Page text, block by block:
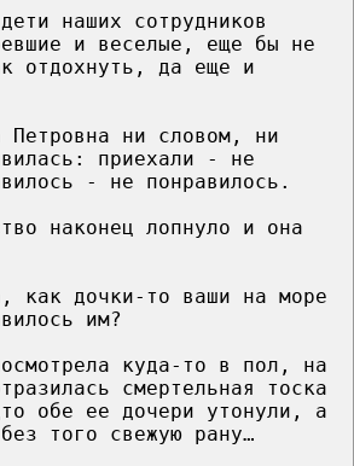
наших сотрудников
и веселые, еще бы не
отдохнуть, да еще и
Петровна ни словом, ни
приехали - не
- не понравилось.
наконец лопнуло и она
как дочки-то ваши на море
им?
куда-то в пол, на
смертельная тоска
обе ее дочери утонули, а
того свежую рану…